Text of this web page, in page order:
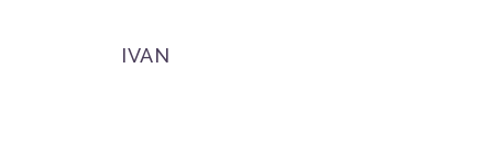
IVAN